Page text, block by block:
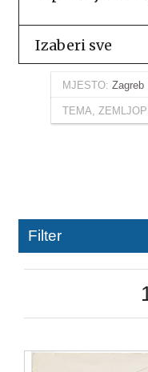
Izaberi sve
MJESTO: Zagreb
TEMA,
Filter